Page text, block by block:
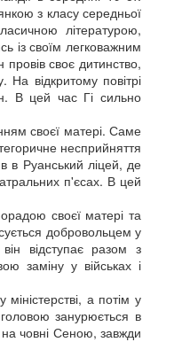
з класу середньої
літературою,
із своїм легковажним
своє дитинство,
відкритому повітрі
В цей час Гі сильно
своєї матері. Саме
несприйняття
в Руанський ліцей, де
п'єсах. В цей
своєї матері та
добровольцем у
відступає разом з
заміну у військах і
а потім у
занурюється в
човні Сеною, завжди
вибору: «Та
Україні та її
страху. Вона писала
слово було не
українських
вона відмовилася
на стіні
Олена Теліга».
знищена
«Душа на сторожі»,
сучасно. Саме
Її творчість і
зберігаючи силу